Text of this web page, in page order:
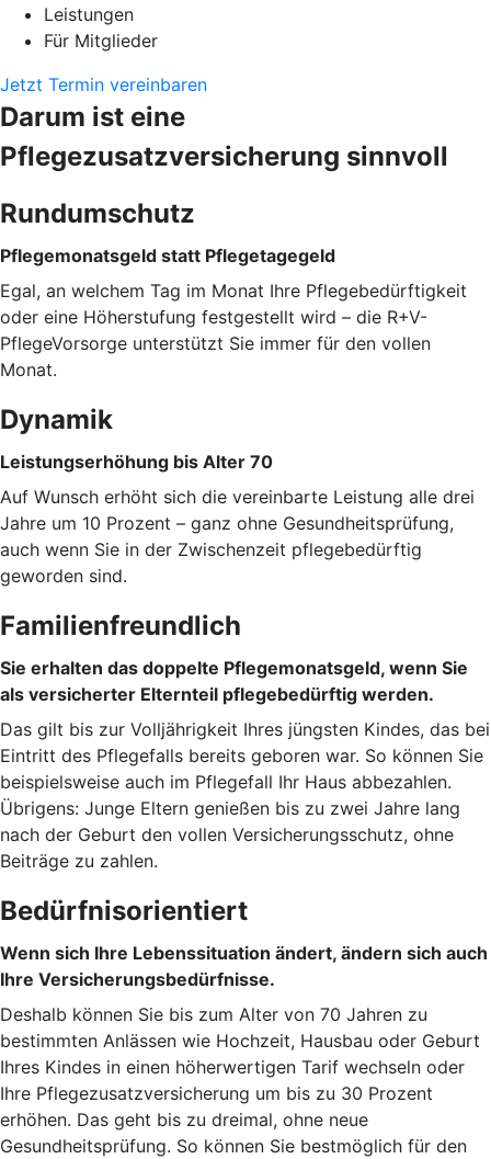
Leistungen
Für Mitglieder
Jetzt Termin vereinbaren
Darum ist eine
Pflegezusatzversicherung sinnvoll
Rundumschutz
Pflegemonatsgeld statt Pflegetagegeld
Egal, an welchem Tag im Monat Ihre Pflegebedürftigkeit
oder eine Höherstufung festgestellt wird – die R+V-
PflegeVorsorge unterstützt Sie immer für den vollen
Monat.
Dynamik
Leistungserhöhung bis Alter 70
Auf Wunsch erhöht sich die vereinbarte Leistung alle drei
Jahre um 10 Prozent – ganz ohne Gesundheitsprüfung,
auch wenn Sie in der Zwischenzeit pflegebedürftig
geworden sind.
Familienfreundlich
Sie erhalten das doppelte Pflegemonatsgeld, wenn Sie
als versicherter Elternteil pflegebedürftig werden.
Das gilt bis zur Volljährigkeit Ihres jüngsten Kindes, das bei
Eintritt des Pflegefalls bereits geboren war. So können Sie
beispielsweise auch im Pflegefall Ihr Haus abbezahlen.
Übrigens: Junge Eltern genießen bis zu zwei Jahre lang
nach der Geburt den vollen Versicherungsschutz, ohne
Beiträge zu zahlen.
Bedürfnisorientiert
Wenn sich Ihre Lebenssituation ändert, ändern sich auch
Ihre Versicherungsbedürfnisse.
Deshalb können Sie bis zum Alter von 70 Jahren zu
bestimmten Anlässen wie Hochzeit, Hausbau oder Geburt
Ihres Kindes in einen höherwertigen Tarif wechseln oder
Ihre Pflegezusatzversicherung um bis zu 30 Prozent
erhöhen. Das geht bis zu dreimal, ohne neue
Gesundheitsprüfung. So können Sie bestmöglich für den